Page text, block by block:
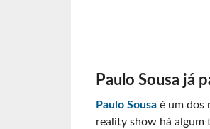
Paulo Sousa já
Paulo Sousaé um dos
reality show há algum